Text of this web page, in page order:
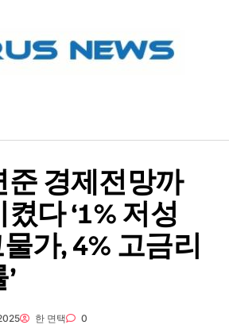
준 경제전망까
다 ‘1% 저성
가, 4% 고금리
한 면택 0